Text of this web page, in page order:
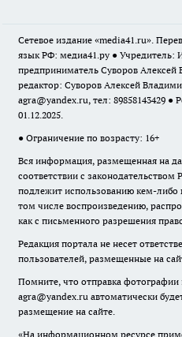
Сетевое издание «media41.ru».
язык РФ: медиа41.ру ● Учредитель:
предприниматель Суворов
редактор: Суворов Алексей
agra@yandex.ru, тел: 89858143429
01.12.2025.
● Ограничение по возрасту: 16+
Вся информация, размещенная на
соответствии с законодательством
подлежит использованию кем-
том числе воспроизведению,
как с письменного разрешения
Редакция портала не несет
пользователей, размещенные на
Помните, что отправка фотографии
agra@yandex.ru автоматически
размещение на сайте.
«На информационном ресурсе